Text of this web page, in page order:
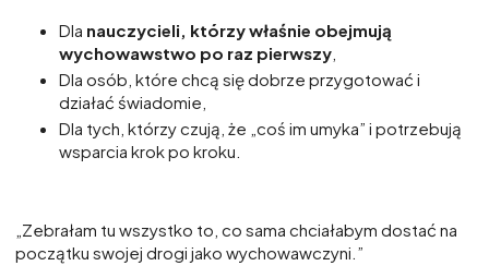
Dla nauczycieli, którzy właśnie obejmują
wychowawstwo po raz pierwszy
Dla osób, które chcą się dobrze przygotować i
działać świadomie,
Dla tych, którzy czują, że „coś im umyka” i potrzebują
wsparcia krok po kroku.
„Zebrałam tu wszystko to, co sama chciałabym dostać na
początku swojej drogi jako wychowawczyni.”